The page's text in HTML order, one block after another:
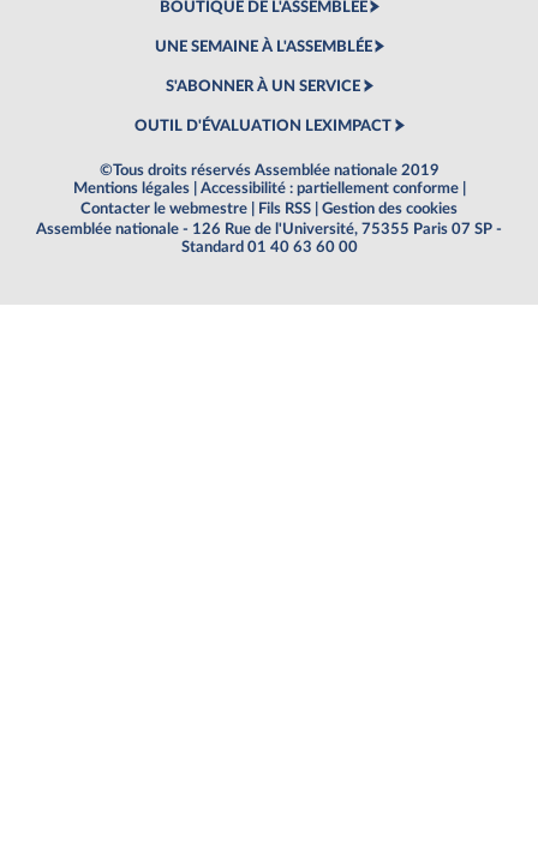
BOUTIQUE DE L'ASSEMBLEE
UNE SEMAINE À L'ASSEMBLÉE
S'ABONNER À UN SERVICE
OUTIL D'ÉVALUATION LEXIMPACT
©Tous droits réservés Assemblée nationale 2019
Mentions légales
Accessibilité : partiellement conforme
Contacter le webmestre
Fils RSS
Gestion des cookies
Assemblée nationale - 126 Rue de l'Université, 75355 Paris 07 SP -
Standard 01 40 63 60 00